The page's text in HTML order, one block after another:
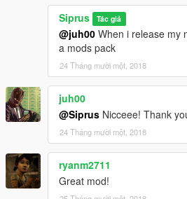
Siprus Tác giả
@juh00 When i release my
a mods pack
24 Tháng mười một, 2018
juh00
@Siprus Nicceee! Thank
24 Tháng mười một, 2018
ryanm2711
Great mod!